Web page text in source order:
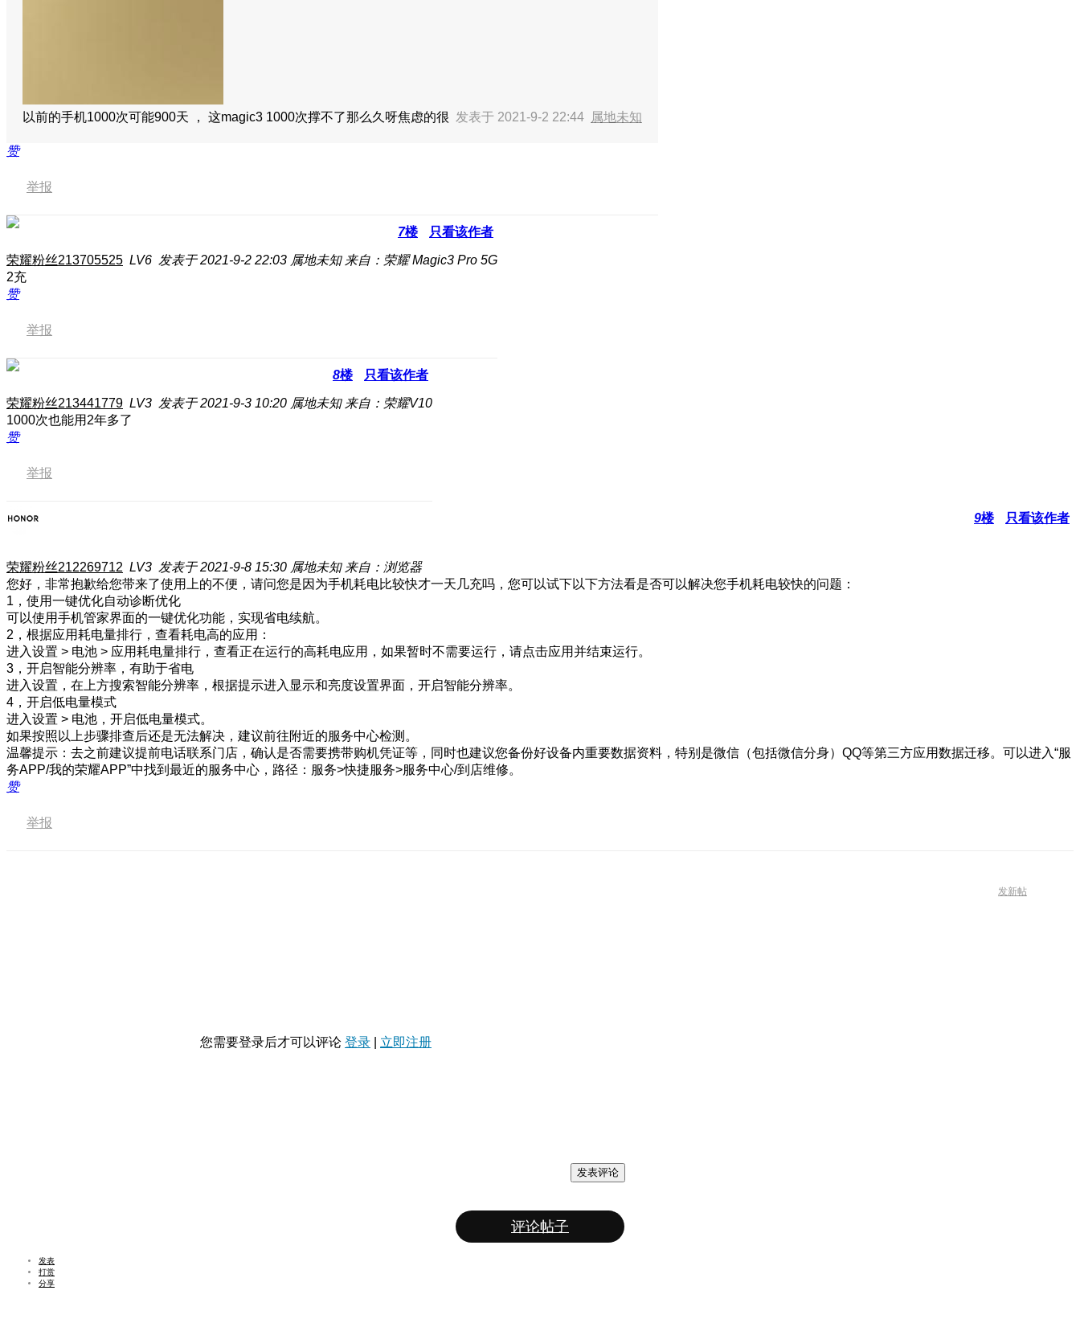
以前的手机1000次可能900天 ， 这magic3 1000次撑不了那么久呀焦虑的很 发表于 2021-9-2 22:44 属地未知
赞
举报
7楼 只看该作者
荣耀粉丝213705525 LV6 发表于 2021-9-2 22:03 属地未知 来自：荣耀 Magic3 Pro 5G
2充
赞
举报
8楼 只看该作者
荣耀粉丝213441779 LV3 发表于 2021-9-3 10:20 属地未知 来自：荣耀V10
1000次也能用2年多了
赞
举报
9楼 只看该作者
荣耀粉丝212269712 LV3 发表于 2021-9-8 15:30 属地未知 来自：浏览器
您好，非常抱歉给您带来了使用上的不便，请问您是因为手机耗电比较快才一天几充吗，您可以试下以下方法看是否可以解决您手机耗电较快的问题：
1，使用一键优化自动诊断优化
可以使用手机管家界面的一键优化功能，实现省电续航。
2，根据应用耗电量排行，查看耗电高的应用：
进入设置 > 电池 > 应用耗电量排行，查看正在运行的高耗电应用，如果暂时不需要运行，请点击应用并结束运行。
3，开启智能分辨率，有助于省电
进入设置，在上方搜索智能分辨率，根据提示进入显示和亮度设置界面，开启智能分辨率。
4，开启低电量模式
进入设置 > 电池，开启低电量模式。
如果按照以上步骤排查后还是无法解决，建议前往附近的服务中心检测。
温馨提示：去之前建议提前电话联系门店，确认是否需要携带购机凭证等，同时也建议您备份好设备内重要数据资料，特别是微信（包括微信分身）QQ等第三方应用数据迁移。可以进入“服
务APP/我的荣耀APP”中找到最近的服务中心，路径：服务>快捷服务>服务中心/到店维修。
赞
举报
发新帖
您需要登录后才可以评论 登录 立即注册
发表评论
评论帖子
发表
打赏
分享